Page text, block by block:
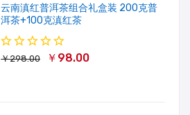
云南滇红普洱茶组合礼盒装 200克普
洱茶+100克滇红茶
￥298.00 ￥98.00